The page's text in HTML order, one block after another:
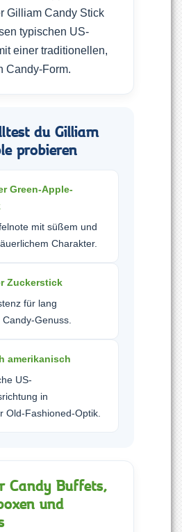
Gilliam Candy Stick
typischen US-
einer traditionellen,
Candy-Form.
du Gilliam
probieren
Green-Apple-
mit süßem und
Charakter.
Zuckerstick
für lang
Genuss.
amerikanisch
US-
in
Old-Fashioned-Optik.
Candy Buffets,
und